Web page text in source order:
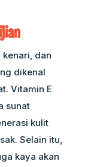
dan
dikenal
Vitamin E
sunat
kulit
Selain itu,
kaya akan